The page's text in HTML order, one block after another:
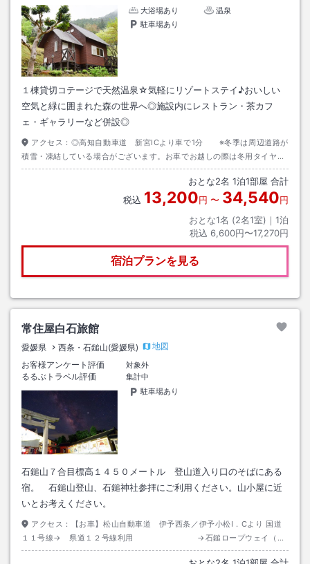
大浴場あり
温泉
駐車場あり
１棟貸切コテージで天然温泉☆気軽にリゾートステイ♪おいしい
空気と緑に囲まれた森の世界へ◎施設内にレストラン・茶カフ
ェ・ギャラリーなど併設◎
アクセス： ◎高知自動車道 新宮ICより車で1分 ※冬季は周辺道路が
積雪・凍結している場合がございます。お車でお越しの際は冬用タイヤ着
用、タイヤチェーン携行などのご準備をお願いいたします。
おとな2名 1泊1部屋 合計
税込 13,200円 〜 34,540円
おとな1名 (2名1室)｜ 1泊
税込 6,600円〜17,270円
宿泊プランを見る
常住屋白石旅館
愛媛県 西条・石鎚山(愛媛県)
地図
お客様アンケート評価
対象外
るるぶトラベル評価
集計中
駐車場あり
石鎚山７合目標高１４５０メートル 登山道入り口のそばにある
宿。 石鎚山登山、石鎚神社参拝にご利用ください。山小屋に近
いとお考えください。
アクセス：
【お車】松山自動車道 伊予西条／伊予小松I．Cより 国道
１１号線→ 県道１２号線利用 →石鎚ロープウェイ（駐
車場はロープウェイ乗り場そばにあります）→ 石鎚ロープウェイ山頂駅か